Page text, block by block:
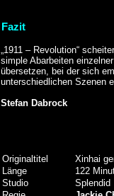
Fazit
„1911 – Revolution“
simple Abarbeiten
übersetzen, bei der sich
unterschiedlichen Szenen
Stefan Dabrock
Originaltitel
Xinhai
Länge
122
Studio
Splendid